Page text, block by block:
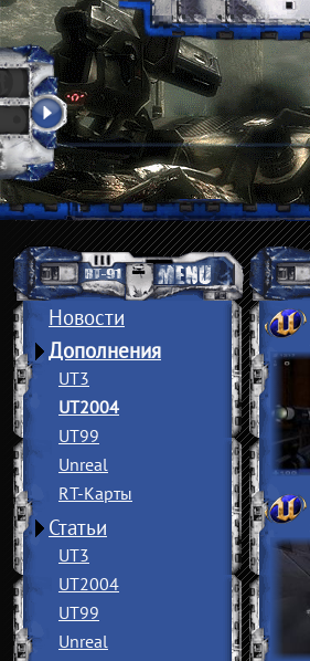
Новости
Дополнения
UT3
UT2004
UT99
Unreal
RT-Карты
Статьи
UT3
UT2004
UT99
Unreal